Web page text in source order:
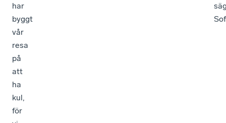
har
byggt
vår
resa
på
att
ha
kul,
för